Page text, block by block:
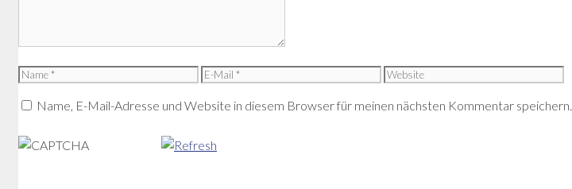
Name
E-
Website
Name, E-Mail-Adresse und Website in diesem Browser für meinen nächsten Kommentar speichern.